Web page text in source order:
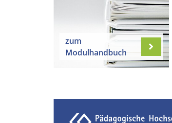
zum
Modulhandbuch